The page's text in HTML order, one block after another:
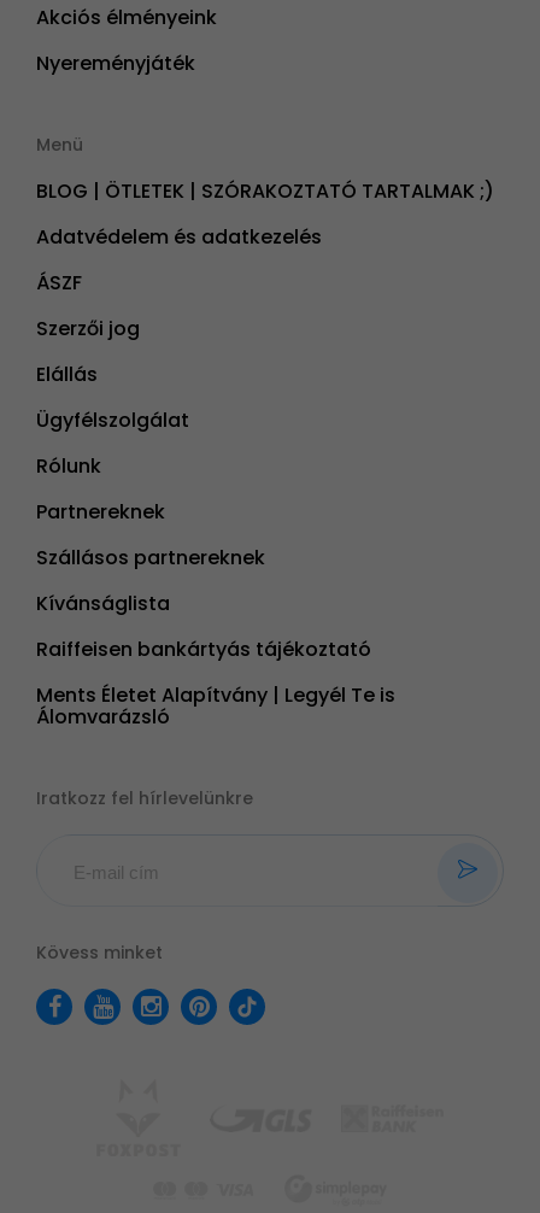
Akciós élményeink
Nyereményjáték
Menü
BLOG | ÖTLETEK | SZÓRAKOZTATÓ TARTALMAK ;)
Adatvédelem és adatkezelés
ÁSZF
Szerzői jog
Elállás
Ügyfélszolgálat
Rólunk
Partnereknek
Szállásos partnereknek
Kívánságlista
Raiffeisen bankártyás tájékoztató
Ments Életet Alapítvány | Legyél Te is
Álomvarázsló
Iratkozz fel hírlevelünkre
Kövess minket